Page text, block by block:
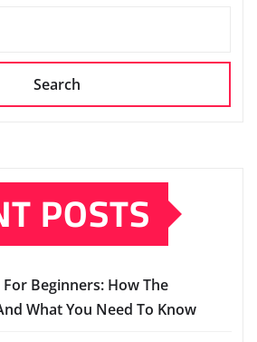
Search
POSTS
Beginners: How The
What You Need To Know